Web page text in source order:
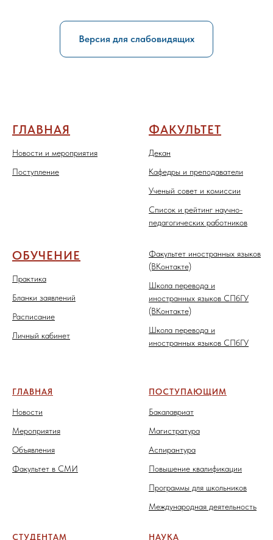
Версия для слабовидящих
ГЛАВНАЯ
Новости и мероприятия
Поступление
ФАКУЛЬТЕТ
Декан
Кафедры и преподаватели
Ученый совет и комиссии
Список и рейтинг научно-
педагогических работников
ОБУЧЕНИЕ
Практика
Бланки заявлений
Расписание
Личный кабинет
Факультет иностранных языков
(ВКонтакте)
Школа перевода и
иностранных языков СПбГУ
(ВКонтакте)
Школа перевода и
иностранных языков СПбГУ
ГЛАВНАЯ
Новости
Мероприятия
Объявления
Факультет в СМИ
ПОСТУПАЮЩИМ
Бакалавриат
Магистратура
Аспирантура
Повышение квалификации
Программы для школьников
Международная деятельность
СТУДЕНТАМ НАУКА